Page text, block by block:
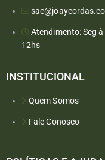
Atendimento: Seg
12hs
INSTITUCIONAL
Quem Somos
Fale Conosco